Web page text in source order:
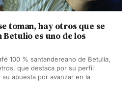
toman, hay otros que se
es uno de los
100 % santandereano de Betulia,
que destaca por su perfil
apuesta por avanzar en la